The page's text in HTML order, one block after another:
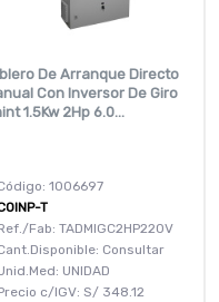
De Arranque Directo
Con Inversor De Giro
1.5Kw 2Hp 6.0...
1006697
T
Fab: TADMIGC2HP220V
Consultar
UNIDAD
c/IGV: S/ 348.12